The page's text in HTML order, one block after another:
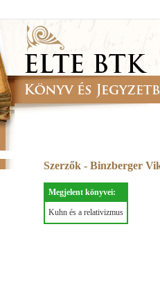
Szerzők - Binzberger
Megjelent könyvei:
Kuhn és a relativizmus